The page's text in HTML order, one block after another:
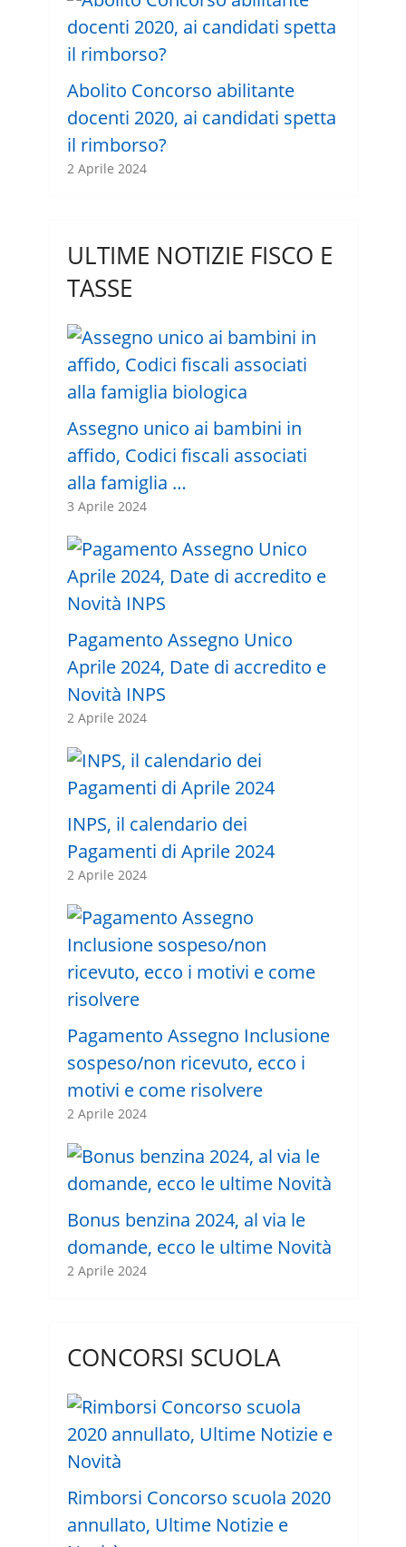
Abolito Concorso abilitante
docenti 2020, ai candidati spetta
il rimborso?
2 Aprile 2024
ULTIME NOTIZIE FISCO E
TASSE
Assegno unico ai bambini in
affido, Codici fiscali associati
alla famiglia …
3 Aprile 2024
Pagamento Assegno Unico
Aprile 2024, Date di accredito e
Novità INPS
2 Aprile 2024
INPS, il calendario dei
Pagamenti di Aprile 2024
2 Aprile 2024
Pagamento Assegno Inclusione
sospeso/non ricevuto, ecco i
motivi e come risolvere
2 Aprile 2024
Bonus benzina 2024, al via le
domande, ecco le ultime Novità
2 Aprile 2024
CONCORSI SCUOLA
Rimborsi Concorso scuola 2020
annullato, Ultime Notizie e